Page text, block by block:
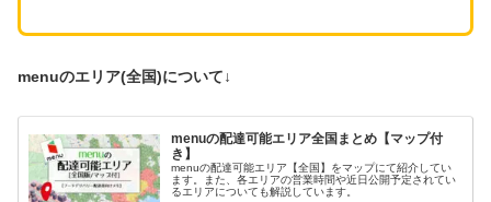
menuのエリア(全国)について↓
menuの配達可能エリア全国まとめ【マップ付
き】
menuの配達可能エリア【全国】をマップにて紹介してい
ます。また、各エリアの営業時間や近日公開予定されてい
るエリアについても解説しています。